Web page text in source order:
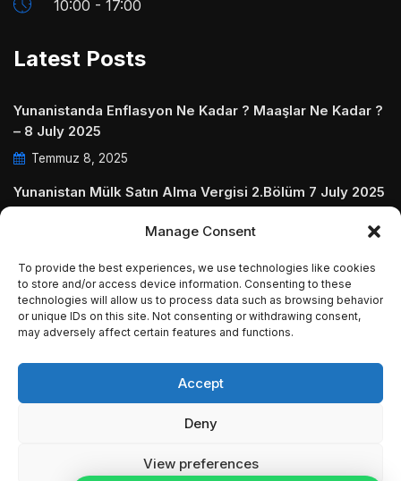
Manage Consent
To provide the best experiences, we use technologies like cookies
to store and/or access device information. Consenting to these
technologies will allow us to process data such as browsing behavior
or unique IDs on this site. Not consenting or withdrawing consent,
may adversely affect certain features and functions.
Accept
Deny
View preferences
10:00 - 17:00
Latest Posts
Yunanistanda Enflasyon Ne Kadar ? Maaşlar Ne Kadar ?
– 8 July 2025
Temmuz 8, 2025
Yunanistan Mülk Satın Alma Vergisi 2.Bölüm 7 July 2025
July 2025
Temmuz 5, 2025
© Copyright 2009 - 2025 InvestGreece. All Rights